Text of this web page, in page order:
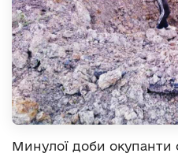
Минулої доби окупанти